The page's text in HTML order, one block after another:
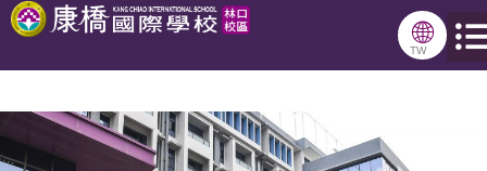
跳
內
🌐
TW